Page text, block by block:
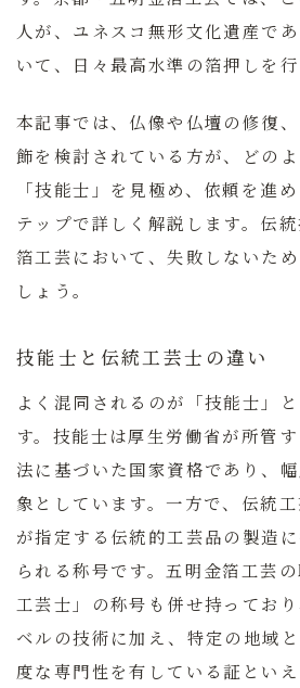
人が、ユネスコ無形文化遺産で
いて、日々最高水準の箔押しを行
本記事では、仏像や仏壇の修復
飾を検討されている方が、どの
「技能士」を見極め、依頼を進
テップで詳しく解説します。伝
箔工芸において、失敗しないた
しょう。
技能士と伝統工芸士の違い
よく混同されるのが「技能士」
す。技能士は厚生労働省が所管
法に基づいた国家資格であり、
象としています。一方で、伝統
が指定する伝統的工芸品の製造
られる称号です。五明金箔工芸
工芸士」の称号も併せ持ってお
ベルの技術に加え、特定の地域
度な専門性を有している証といえ